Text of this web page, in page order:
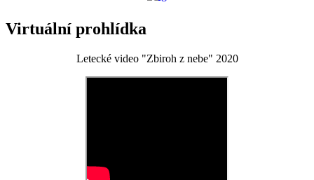
Virtuální prohlídka
Letecké video "Zbiroh z nebe" 2020